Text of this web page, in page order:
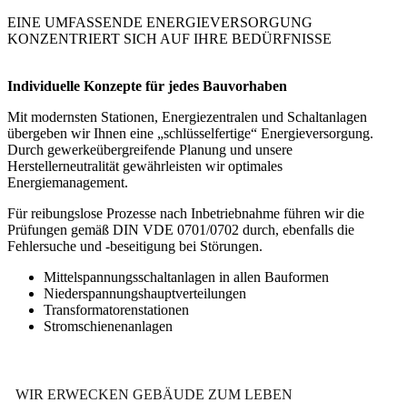
EINE UMFASSENDE ENERGIEVERSORGUNG
KONZENTRIERT SICH AUF IHRE BEDÜRFNISSE
Individuelle Konzepte für jedes Bauvorhaben
Mit modernsten Stationen, Energiezentralen und Schalt­anlagen
übergeben wir Ihnen eine „schlüsselfertige“ Energieversorgung.
Durch gewerkeübergreifende Planung und unsere
Herstellerneutralität gewährleisten wir optimales
Energiemanagement.
Für reibungslose Prozesse nach Inbetriebnahme führen wir die
Prüfungen gemäß DIN VDE 0701/0702 durch, ebenfalls die
Fehlersuche und -beseitigung bei Störungen.
Mittelspannungsschaltanlagen in allen Bauformen
Niederspannungshauptverteilungen
Transformatorenstationen
Stromschienenanlagen
WIR ERWECKEN GEBÄUDE ZUM LEBEN